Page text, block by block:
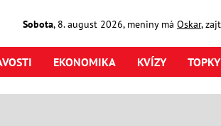
Sobota, 8. august2026, meniny má Oskar,
EKONOMIKA KVÍZY